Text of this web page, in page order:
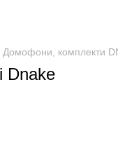
Домофони, комплекти
Dnake